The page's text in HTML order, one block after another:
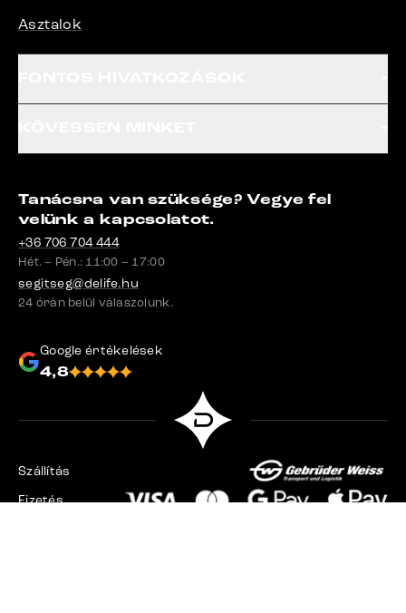
Asztalok
Tanácsra van szüksége? Vegye fel
velünk a kapcsolatot.
+36 706 704 444
Hét. – Pén.: 11:00 – 17:00
segitseg@delife.hu
24 órán belül válaszolunk.
Google értékelések
4,8
Szállítás
Fizetés